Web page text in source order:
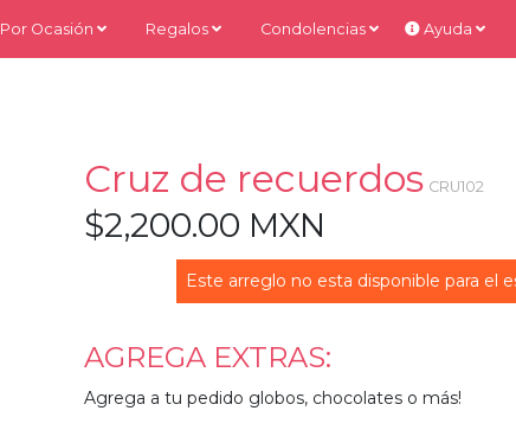
Por Ocasión Regalos Condolencias Ayuda
Cruz de recuerdos CRU102
$2,200.00 MXN
Este arreglo no esta disponible para el
AGREGA EXTRAS:
Agrega a tu pedido globos, chocolates o más!